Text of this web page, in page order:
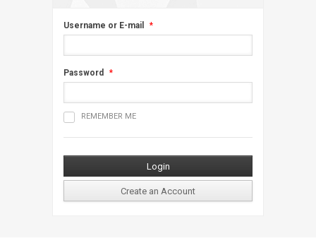
Username or E-mail *
Password *
REMEMBER ME